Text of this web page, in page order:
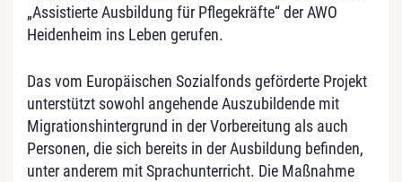
„Assistierte Ausbildung für Pflegekräfte“ der AWO
Heidenheim ins Leben gerufen.
Das vom Europäischen Sozialfonds geförderte Projekt
unterstützt sowohl angehende Auszubildende mit
Migrationshintergrund in der Vorbereitung als auch
Personen, die sich bereits in der Ausbildung befinden,
unter anderem mit Sprachunterricht. Die Maßnahme